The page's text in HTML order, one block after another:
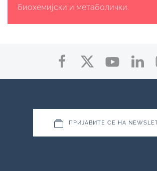
биохемијски и метаболички.
ПРИЈАВИТЕ СЕ НА